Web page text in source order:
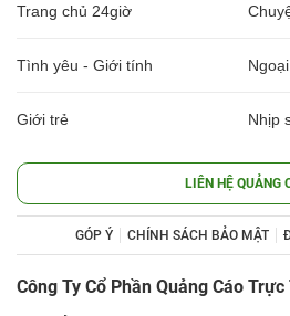
Trang chủ 24giờ
Tình yêu - Giới tính
Giới trẻ Nhịp
LIÊN HỆ QUẢNG
GÓP Ý CHÍNH SÁCH BẢO MẬT
Công Ty Cổ Phần Quảng Cáo